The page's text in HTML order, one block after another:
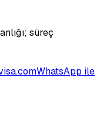
süreç
WhatsApp ile